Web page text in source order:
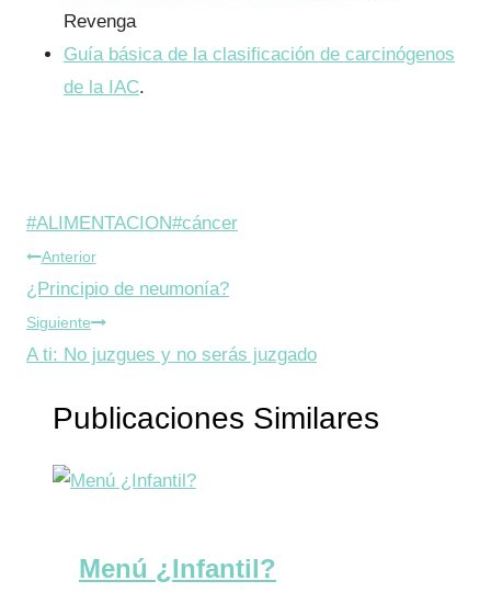
Revenga
Guía básica de la clasificación de carcinógenos
de la IAC.
Etiquetas
de
la
entrada:
#ALIMENTACION#cáncer
Navegación
de
entradas
Anterior
¿Principio de neumonía?
Siguiente
A ti: No juzgues y no serás juzgado
Publicaciones Similares
Menú ¿Infantil?